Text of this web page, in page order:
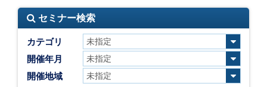
セミナー検索
カテゴリ
開催年月
開催地域